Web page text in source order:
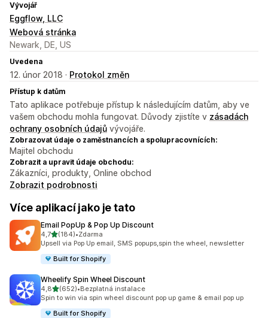
Vývojář
Eggflow, LLC
Webová stránka
Newark, DE, US
Uvedena
12. únor 2018 · Protokol změn
Přístup k datům
Tato aplikace potřebuje přístup k následujícím datům, aby ve
vašem obchodu mohla fungovat. Důvody zjistíte v zásadách
ochrany osobních údajů vývojáře.
Zobrazovat údaje o zaměstnancích a spolupracovnících:
Majitel obchodu
Zobrazit a upravit údaje obchodu:
Zákazníci, produkty, Online obchod
Zobrazit podrobnosti
Více aplikací jako je tato
Email PopUp & Pop Up Discount
4,7z 5 hvězd
(184)
Celkový počet recenzí: 184
•Zdarma
Upsell via Pop Up email, SMS popups,spin the wheel, newsletter
Built for Shopify
Wheelify Spin Wheel Discount
4,8z 5 hvězd
(652)
Celkový počet recenzí: 652
•Bezplatná instalace
Spin to win via spin wheel discount pop up game & email pop up
Built for Shopify